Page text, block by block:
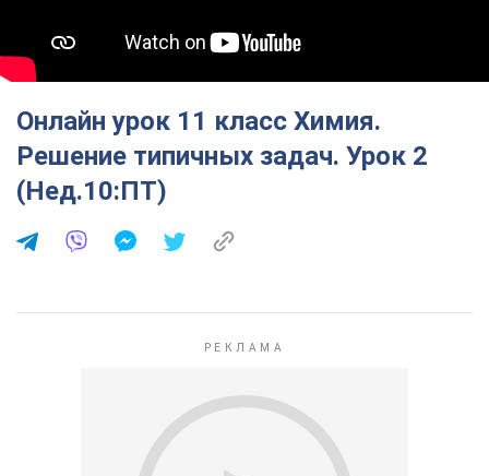
Онлайн урок 11 класс Химия.
Решение типичных задач. Урок 2
(Нед.10:ПТ)